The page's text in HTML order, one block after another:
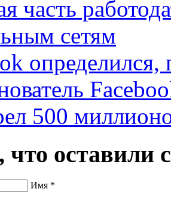
часть
сетям
определился,
500
что оставили
Имя *